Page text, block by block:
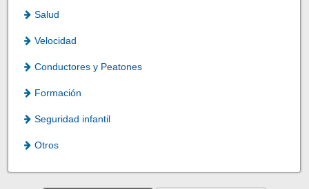
Salud
Velocidad
Conductores y Peatones
Formación
Seguridad infantil
Otros